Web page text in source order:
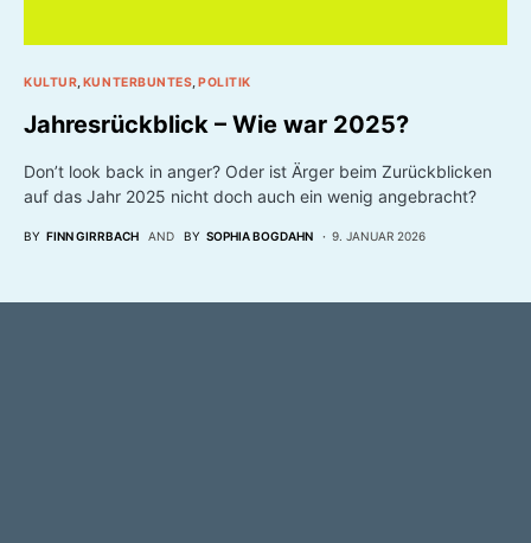
KULTUR KUNTERBUNTES POLITIK
Jahresrückblick – Wie war 2025?
Don’t look back in anger? Oder ist Ärger beim Zurückblicken
auf das Jahr 2025 nicht doch auch ein wenig angebracht?
BY FINN GIRRBACH AND BY SOPHIA BOGDAHN 9. JANUAR 2026